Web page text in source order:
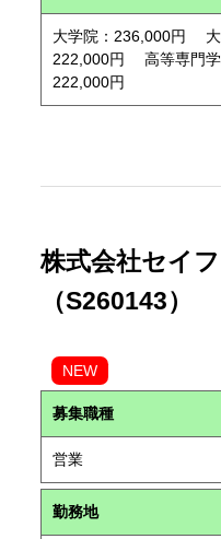
大学院：236,000円
222,000円 高等専門
222,000円
株式会社セイ
（S260143）
NEW
募集職種
営業
勤務地